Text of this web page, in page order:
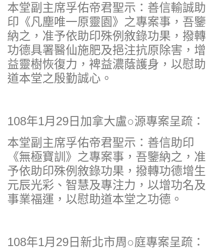
本堂副主席孚佑帝君聖示：善信輸誠助
印《凡塵唯一原靈園》之專案事，吾鑒
納之，准予依助印殊例敘錄功果，撥轉
功德具署醫仙施肥及挹注抗原除害，增
益靈樹恢復力，裨益濃蔭護身，以慰助
道本堂之殷勤誠心。
108年1月29日加拿大盧○源專案呈疏：
本堂副主席孚佑帝君聖示：善信助印
《無極寶訓》之專案事，吾鑒納之，准
予依助印殊例敘錄功果，撥轉功德增生
元辰光彩、智慧及專注力，以增功名及
事業福運，以慰助道本堂之功德。
108年1月29日新北市周○庭專案呈疏：